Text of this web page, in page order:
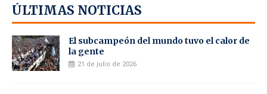
ÚLTIMAS NOTICIAS
El subcampeón del mundo tuvo el calor de
la gente
21 de julio de 2026